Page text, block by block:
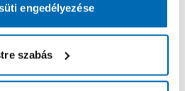
engedélyezése
szabás